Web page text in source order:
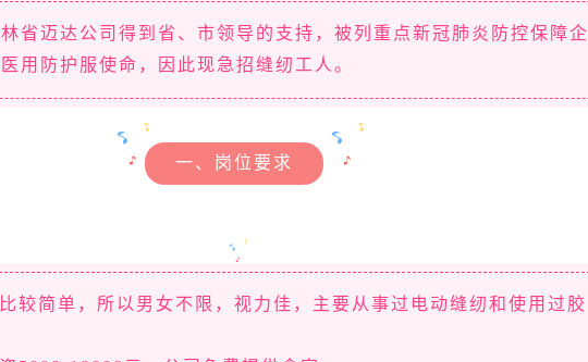
省迈达公司得到省、市领导的支持，被列重点新冠肺炎防控保障企
用防护服使命，因此现急招缝纫工人。
一、岗位要求
较简单，所以男女不限，视力佳，主要从事过电动缝纫和使用过胶